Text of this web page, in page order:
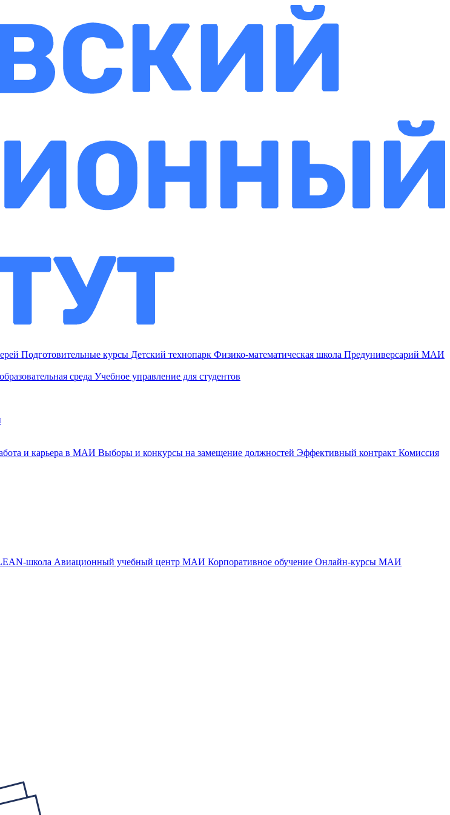
Подготовительные курсы Детский технопарк Физико-математическая школа Предуниверсарий МАИ
среда Учебное управление для студентов
и карьера в МАИ Выборы и конкурсы на замещение должностей Эффективный контракт Комиссия
школа Авиационный учебный центр МАИ Корпоративное обучение Онлайн-курсы МАИ